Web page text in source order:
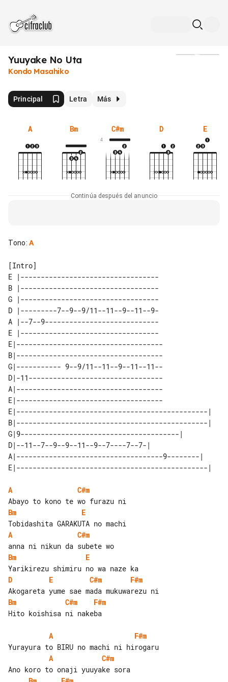
Yuuyake No Uta
Kondo Masahiko
Principal Letra Más
A Bm C#m
4
D E
Continúa después del anuncio
Tono: A
E |----------------------------------
B |----------------------------------
G |----------------------------------
D |---------7--9--9/11--11--9--11--9-
A |--7--9----------------------------
E |----------------------------------
E|------------------------------------
B|------------------------------------
G|----------- 9--9/11--11--9--11--11--
D|-11---------------------------------
A|------------------------------------
E|------------------------------------
E|-----------------------------------------------|
B|-----------------------------------------------|
G|9---------------------------------------|
D|--11--7--9--9--11--9--7----7--7-|
A|------------------------------------9--------|
A
C#m
Bm
E
A
C#m
Bm
E
D
E C#m
F#m
Bm
C#m
F#m
Hito koishisa ni nakeba
A
F#m
A
C#m